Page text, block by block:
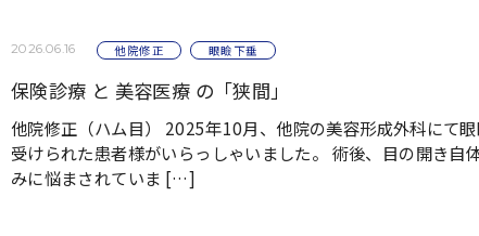
2026.06.16 他院修正 眼瞼下垂
保険診療 と 美容医療 の「狭間」
他院修正（ハム目） 2025年10月、他院の美容形成外科にて
受けられた患者様がいらっしゃいました。 術後、目の開き自
みに悩まされていま […]